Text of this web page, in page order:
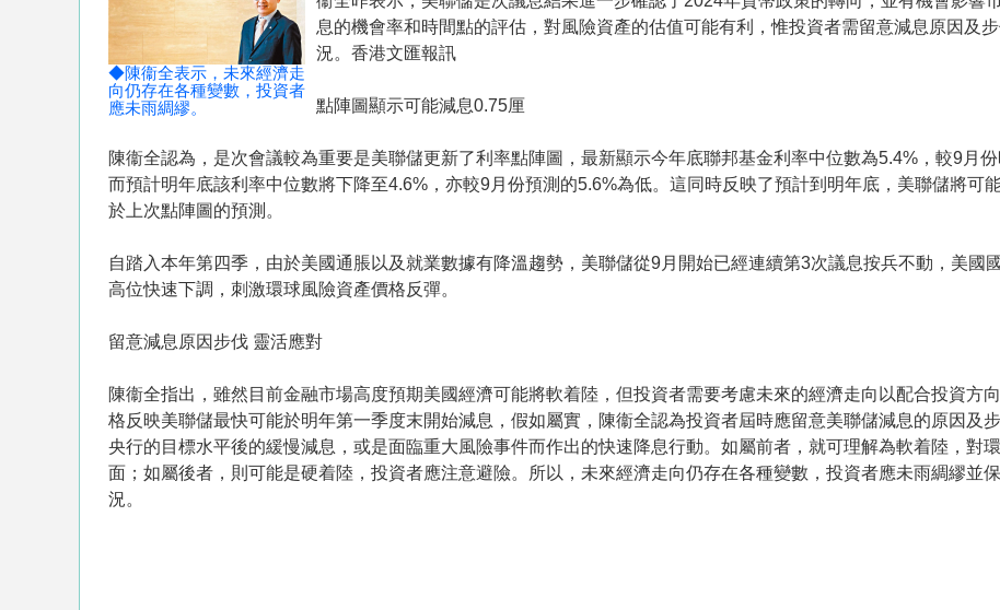
◆陳衞全表示，未來經濟走
向仍存在各種變數，投資者
應未雨綢繆。
息的機會率和時間點的評估，對風險資產的估值可能有利，惟投資者需留意減息原因及
況。香港文匯報訊
點陣圖顯示可能減息0.75厘
陳衞全認為，是次會議較為重要是美聯儲更新了利率點陣圖，最新顯示今年底聯邦基金利率中位數為5.4%，較9月份
而預計明年底該利率中位數將下降至4.6%，亦較9月份預測的5.6%為低。這同時反映了預計到明年底，美聯儲將可
於上次點陣圖的預測。
自踏入本年第四季，由於美國通脹以及就業數據有降溫趨勢，美聯儲從9月開始已經連續第3次議息按兵不動，美國
高位快速下調，刺激環球風險資產價格反彈。
留意減息原因步伐 靈活應對
陳衞全指出，雖然目前金融市場高度預期美國經濟可能將軟着陸，但投資者需要考慮未來的經濟走向以配合投資方
格反映美聯儲最快可能於明年第一季度末開始減息，假如屬實，陳衞全認為投資者屆時應留意美聯儲減息的原因及
央行的目標水平後的緩慢減息，或是面臨重大風險事件而作出的快速降息行動。如屬前者，就可理解為軟着陸，對
面；如屬後者，則可能是硬着陸，投資者應注意避險。所以，未來經濟走向仍存在各種變數，投資者應未雨綢繆並
況。